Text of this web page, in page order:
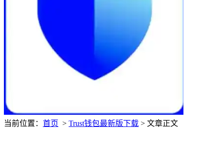
当前位置： 首页 > Trust钱包最新版下载 > 文章正文